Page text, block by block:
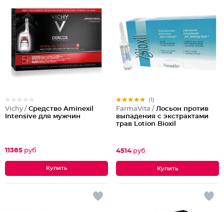
Vichy / Средство Aminexil
Intensive для мужчин
11385 руб
(1)
FarmaVita / Лосьон против
выпадения с экстрактами
трав Lotion Bioxil
4514 руб